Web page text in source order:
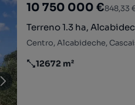
10 750 000 €848,33
Terreno 1.3 ha,
Centro, Alcabideche,
Preço por metro quadrado
12672 m²